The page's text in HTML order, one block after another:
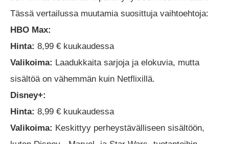
Tässä vertailussa muutamia suosittuja vaihtoehtoja:
HBO Max:
Hinta: 8,99 € kuukaudessa
Valikoima: Laadukkaita sarjoja ja elokuvia, mutta
sisältöä on vähemmän kuin Netflixillä.
Disney+:
Hinta: 8,99 € kuukaudessa
Valikoima: Keskittyy perheystävälliseen sisältöön,